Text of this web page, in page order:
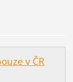
v ČR